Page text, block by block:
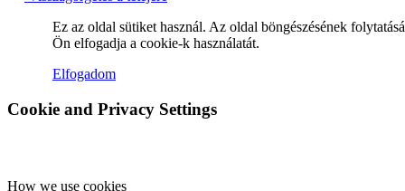
Ez az oldal sütiket használ. Az oldal böngészésének
Ön elfogadja a cookie-k használatát.
Elfogadom
Cookie and Privacy Settings
How we use cookies